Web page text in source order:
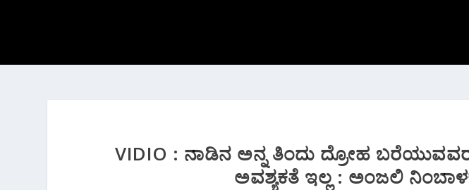
VIDIO : ನಾಡಿನ ಅನ್ನ ತಿಂದು ದ್ರೋಹ
ಅವಶ್ಯಕತೆ ಇಲ್ಲ : ಅಂಜಲಿ‌